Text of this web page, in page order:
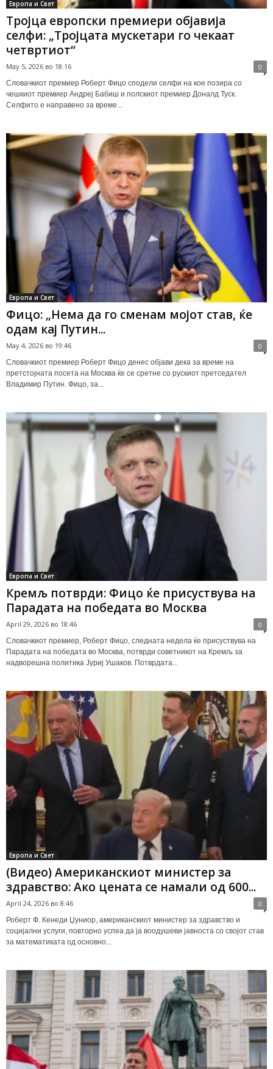
Европа и Свет
Тројца европски премиери објавија
селфи: „Тројцата мускетари го чекаат
четвртиот“
May 5, 2026 во 18:16 0
Словачкиот премиер Роберт Фицо сподели селфи на кое позира со
чешкиот премиер Андреј Бабиш и полскиот премиер Доналд Туск.
Селфито е направено за време...
Европа и Свет
Фицо: „Нема да го сменам мојот став, ќе
одам кај Путин...
May 4, 2026 во 19:46 0
Словачкиот премиер Роберт Фицо денес објави дека за време на
претстојната посета на Москва ќе се сретне со рускиот претседател
Владимир Путин. Фицо, за...
Европа и Свет
Кремљ потврди: Фицо ќе присуствува на
Парадата на победата во Москва
April 29, 2026 во 18:46 0
Словачкиот премиер, Роберт Фицо, следната недела ќе присуствува на
Парадата на победата во Москва, потврди советникот на Кремљ за
надворешна политика Јуриј Ушаков. Потврдата...
Европа и Свет
(Видео) Американскиот министер за
здравство: Ако цената се намали од 600...
April 24, 2026 во 8:46 0
Роберт Ф. Кенеди Џуниор, американскиот министер за здравство и
социјални услуги, повторно успеа да ја воодушеви јавноста со својот став
за математиката од основно...